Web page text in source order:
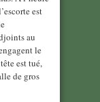
est
au
le
est tué,
de gros